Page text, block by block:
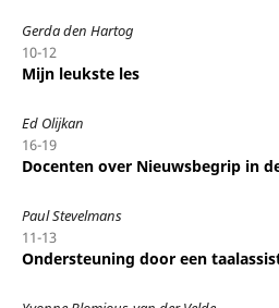
Gerda den Hartog
10-12
Mijn leukste les
Ed Olijkan
16-19
Docenten over Nieuwsbegrip in
Paul Stevelmans
11-13
Ondersteuning door een